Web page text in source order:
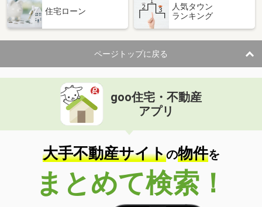
住宅ローン
人気タウン
ランキング
ページトップに戻る
goo住宅・不動産
アプリ
大手不動産サイトの物件を
まとめて検索！